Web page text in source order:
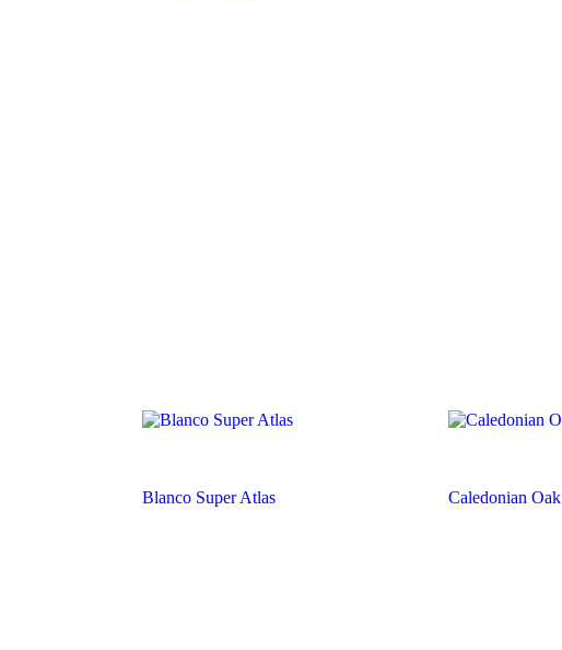
Blanco Super Atlas Caledonian Oak